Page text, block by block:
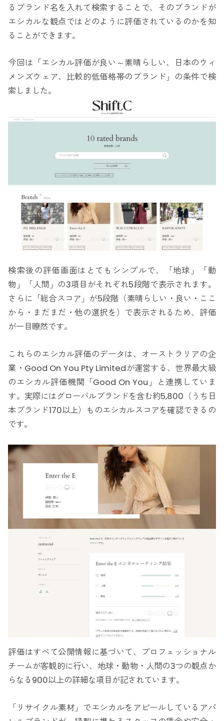
るブランド名を入れて検索することで、そのブランドが
エシカルな観点ではどのように評価されているのかを知
ることができます。
今回は「エシカル評価が良い～素晴らしい、日本のウィ
メンズウェア、比較的低価格帯のブランド」の条件で検
索しました。
検索後の評価画面はとてもシンプルで、「地球」「動
物」「人間」の3項目がそれぞれ5段階で表示されます。
さらに「総合スコア」が5段階（素晴らしい・良い・ここ
から・まだまだ・他の選択を）で表示されるため、評価
が一目瞭然です。
これらのエシカル評価のデータは、オーストラリアの企
業・Good On You Pty Limitedが運営する、世界最大級
のエシカル評価機関「Good On You」と連携していま
す。実際にはグローバルブランドを含む約5,800（うち日
本ブランド170以上）ものエシカルスコアを確認できるの
です。
評価はすべて公開情報に基づいて、プロフェッショナル
チームが客観的に行い、地球・動物・人間の3つの観点か
らなる900以上の詳細な項目が記されています。
「リサイクル素材」でエシカルをアピールしているアパ